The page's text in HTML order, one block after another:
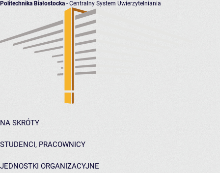
Politechnika Białostocka - Centralny System Uwierzytelniania
NA SKRÓTY
STUDENCI, PRACOWNICY
JEDNOSTKI ORGANIZACYJNE